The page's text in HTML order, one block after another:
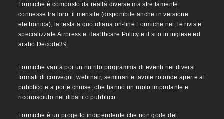
Formiche è composto da realtà diverse ma strettamente
connesse fra loro: il mensile (disponibile anche in versione
elettronica), la testata quotidiana on-line Formiche.net, le riviste
specializzate Airpress e Healthcare Policy e il sito in inglese ed
arabo Decode39.
Formiche vanta poi un nutrito programma di eventi nei diversi
formati di convegni, webinair, seminari e tavole rotonde aperte al
pubblico e a porte chiuse, che hanno un ruolo importante e
riconosciuto nel dibattito pubblico.
Formiche è un progetto indipendente che non gode del